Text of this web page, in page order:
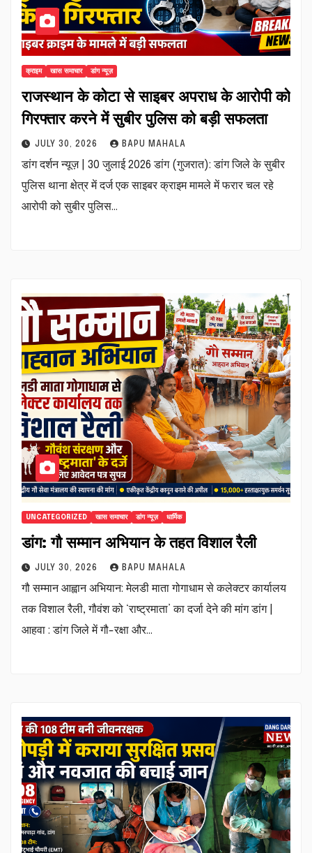
क्राइम खास समाचार डांग न्यूज़
राजस्थान के कोटा से साइबर अपराध के आरोपी को
गिरफ्तार करने में सुबीर पुलिस को बड़ी सफलता
JULY 30, 2026 BAPU MAHALA
डांग दर्शन न्यूज़ | 30 जुलाई 2026 डांग (गुजरात): डांग जिले के सुबीर
पुलिस थाना क्षेत्र में दर्ज एक साइबर क्राइम मामले में फरार चल रहे
आरोपी को सुबीर पुलिस…
UNCATEGORIZED खास समाचार डांग न्यूज़ धार्मिक
डांग: गौ सम्मान अभियान के तहत विशाल रैली
JULY 30, 2026 BAPU MAHALA
गौ सम्मान आह्वान अभियान: मेलडी माता गोगाधाम से कलेक्टर कार्यालय
तक विशाल रैली, गौवंश को ‘राष्ट्रमाता’ का दर्जा देने की मांग डांग |
आहवा : डांग जिले में गौ-रक्षा और…